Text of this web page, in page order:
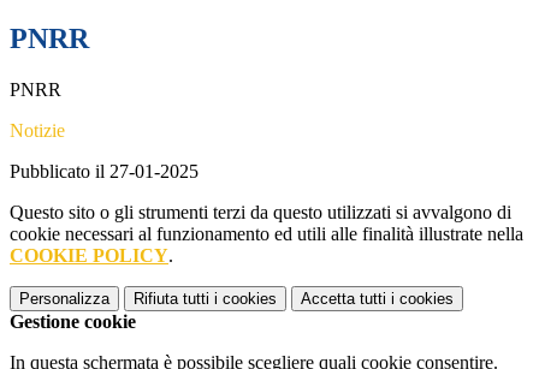
PNRR
PNRR
Notizie
Pubblicato il 27-01-2025
Questo sito o gli strumenti terzi da questo utilizzati si avvalgono di
cookie necessari al funzionamento ed utili alle finalità illustrate nella
COOKIE POLICY.
Personalizza Rifiuta tutti i cookies Accetta tutti i cookies
Gestione cookie
In questa schermata è possibile scegliere quali cookie consentire.